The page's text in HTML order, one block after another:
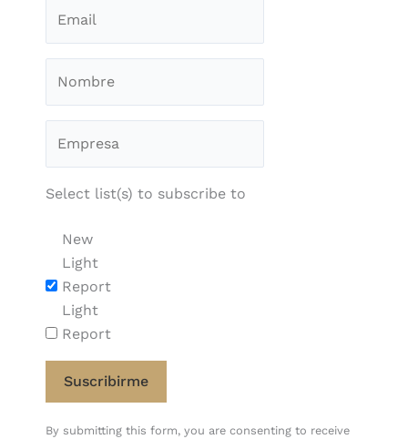
Select list(s) to subscribe to
New
Light
Report
Light
Report
Constant
By submitting this form, you are consenting to receive